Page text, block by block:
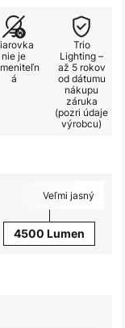
nie je
á
Trio
Lighting –
až 5 rokov
od dátumu
nákupu
záruka
(pozri údaje
výrobcu)
Veľmi jasný
4500 Lumen